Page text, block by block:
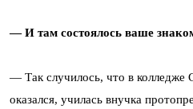
— И там состоялось ваше
— Так случилось, что в колледже
оказался, училась внучка